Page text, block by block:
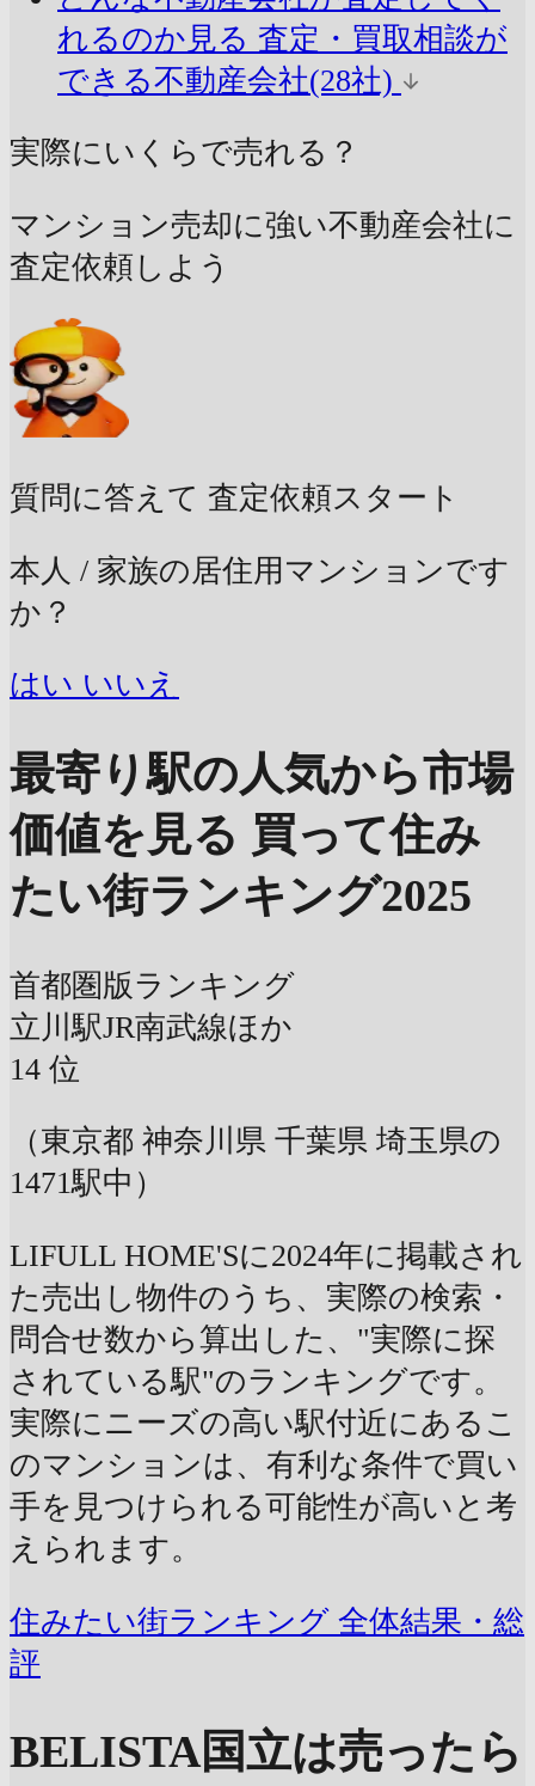
れるのか見る 査定・買取相談が
できる不動産会社(28社)
実際にいくらで売れる？
マンション売却に強い不動産会社に
査定依頼しよう
質問に答えて 査定依頼スタート
本人 / 家族の居住用マンションです
か？
はい いいえ
最寄り駅の人気から市場
価値を見る 買って住み
たい街ランキング2025
首都圏版ランキング
立川駅JR南武線ほか
14 位
（東京都 神奈川県 千葉県 埼玉県の
1471駅中）
LIFULL HOME'Sに2024年に掲載され
た売出し物件のうち、実際の検索・
問合せ数から算出した、"実際に探
されている駅"のランキングです。
実際にニーズの高い駅付近にあるこ
のマンションは、有利な条件で買い
手を見つけられる可能性が高いと考
えられます。
住みたい街ランキング 全体結果・総
評
BELISTA国立は売ったら